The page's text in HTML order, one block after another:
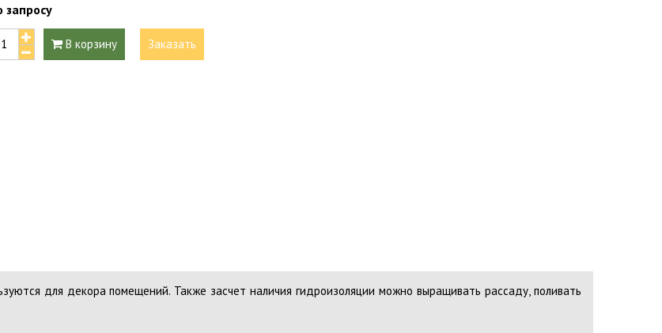
запросу
В корзину Заказать
для декора помещений. Также засчет наличия гидроизоляции можно выращивать рассаду, поливать